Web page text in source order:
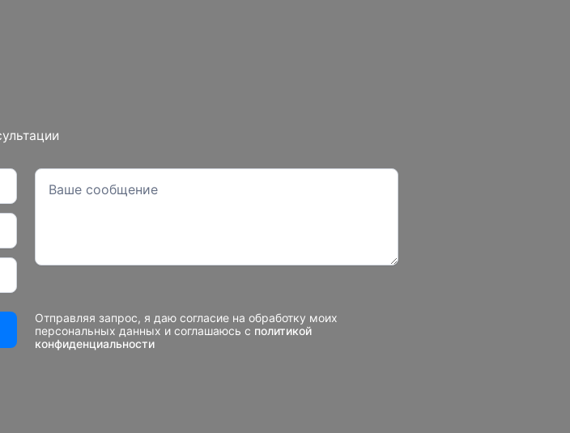
Отправляя запрос, я даю согласие на обработку моих
персональных данных и соглашаюсь с политикой
конфиденциальности